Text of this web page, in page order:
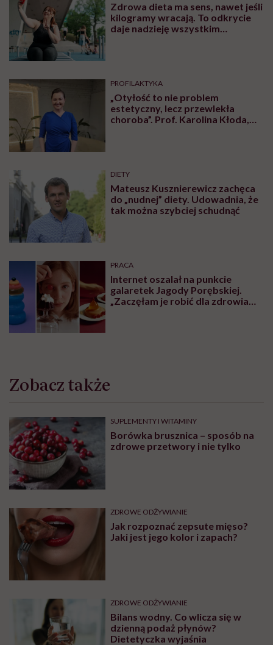
Zdrowa dieta ma sens, nawet jeśli
kilogramy wracają. To odkrycie
daje nadzieję wszystkim
PROFILAKTYKA
„Otyłość to nie problem
estetyczny, lecz przewlekła
choroba”. Prof. Karolina Kłoda,
DIETY
Mateusz Kusznierewicz zachęca
do „nudnej” diety. Udowadnia, że
tak można szybciej schudnąć
PRACA
Internet oszalał na punkcie
galaretek Jagody Porębskiej.
„Zaczęłam je robić dla zdrowia
Zobacz także
SUPLEMENTY I WITAMINY
Borówka brusznica – sposób na
zdrowe przetwory i nie tylko
ZDROWE ODŻYWIANIE
Jak rozpoznać zepsute mięso?
Jaki jest jego kolor i zapach?
ZDROWE ODŻYWIANIE
Bilans wodny. Co wlicza się w
dzienną podaż płynów?
Dietetyczka wyjaśnia